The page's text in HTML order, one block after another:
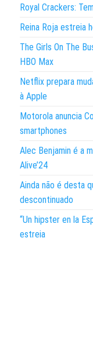
Royal Crackers:
Reina Roja estreia
The Girls On The
HBO Max
Netflix prepara
à Apple
Motorola anuncia
smartphones
Alec Benjamin é a
Alive’24
Ainda não é desta
descontinuado
“Un hipster en la
estreia